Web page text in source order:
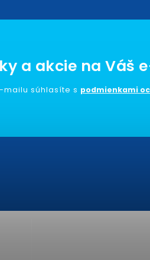
mailu súhlasíte s podmienkami